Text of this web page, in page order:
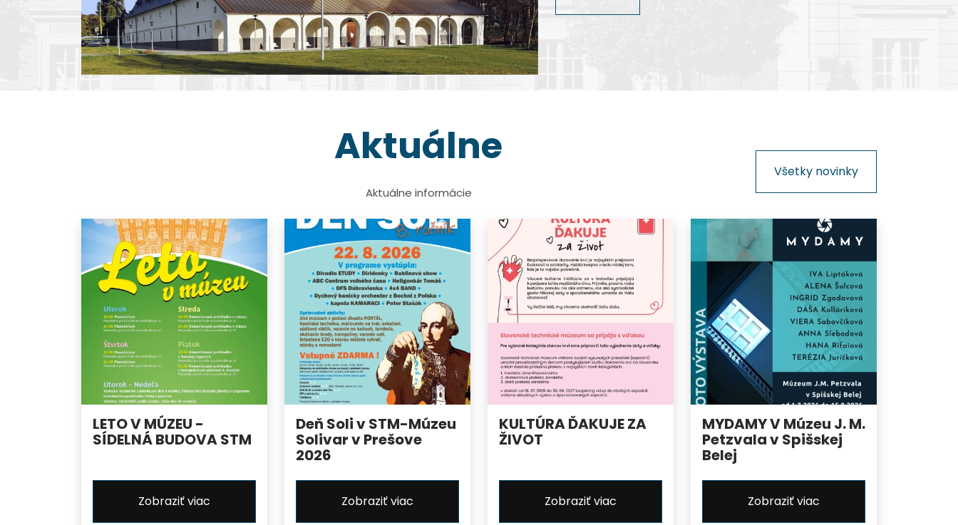
Viac info
Aktuálne
Aktuálne informácie
Všetky novinky
LETO V MÚZEU -
SÍDELNÁ BUDOVA STM
Zobraziť viac
Deň Soli v STM-Múzeu
Solivar v Prešove
2026
Zobraziť viac
KULTÚRA ĎAKUJE ZA
ŽIVOT
Zobraziť viac
MYDAMY V Múzeu J. M.
Petzvala v Spišskej
Belej
Zobraziť viac